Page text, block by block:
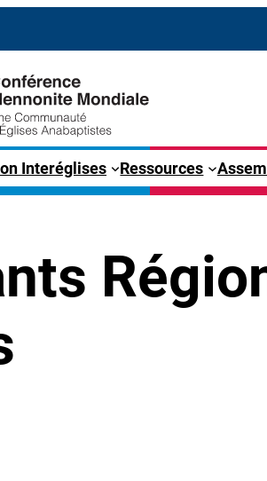
Interéglises Ressources